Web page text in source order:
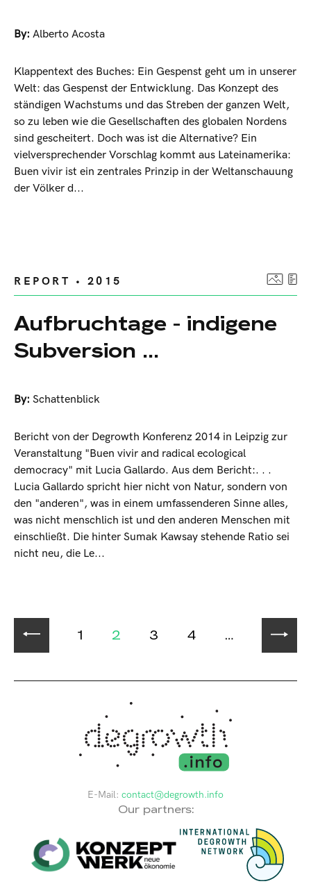
By: Alberto Acosta
Klappentext des Buches: Ein Gespenst geht um in unserer
Welt: das Gespenst der Entwicklung. Das Konzept des
ständigen Wachstums und das Streben der ganzen Welt,
so zu leben wie die Gesellschaften des globalen Nordens
sind gescheitert. Doch was ist die Alternative? Ein
vielversprechender Vorschlag kommt aus Lateinamerika:
Buen vivir ist ein zentrales Prinzip in der Weltanschauung
der Völker d...
REPORT • 2015
Aufbruchtage - indigene
Subversion ...
By: Schattenblick
Bericht von der Degrowth Konferenz 2014 in Leipzig zur
Veranstaltung "Buen vivir and radical ecological
democracy" mit Lucia Gallardo. Aus dem Bericht:. . .
Lucia Gallardo spricht hier nicht von Natur, sondern von
den "anderen", was in einem umfassenderen Sinne alles,
was nicht menschlich ist und den anderen Menschen mit
einschließt. Die hinter Sumak Kawsay stehende Ratio sei
nicht neu, die Le...
1 2 3 4 …
E-Mail: contact@degrowth.info
Our partners: